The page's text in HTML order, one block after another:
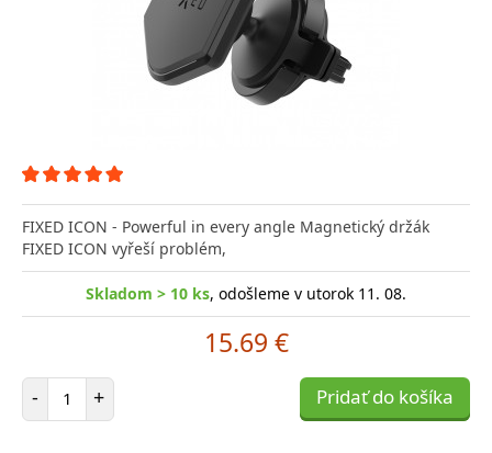
FIXED ICON - Powerful in every angle Magnetický držák
FIXED ICON vyřeší problém,
Skladom > 10 ks, odošleme v utorok 11. 08.
15.69 €
- Počet položiek
+ Pridať do košíka